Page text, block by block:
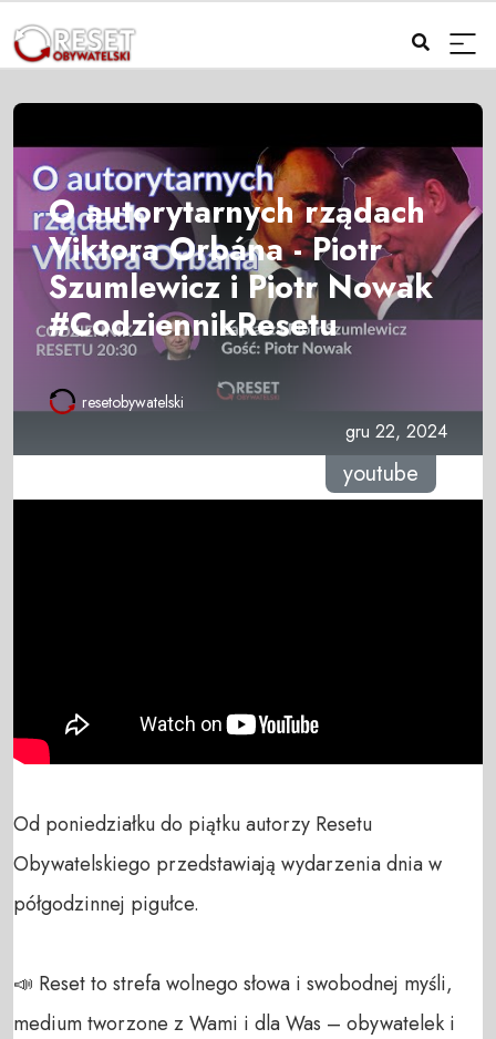
O autorytarnych rządach
Viktora Orbána - Piotr
Szumlewicz i Piotr Nowak
#CodziennikResetu
resetobywatelski
gru 22, 2024
youtube
Od poniedziałku do piątku autorzy Resetu
Obywatelskiego przedstawiają wydarzenia dnia w
półgodzinnej pigułce.
📣 Reset to strefa wolnego słowa i swobodnej myśli,
medium tworzone z Wami i dla Was – obywatelek i